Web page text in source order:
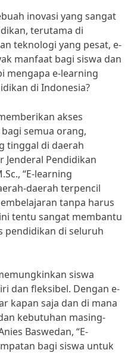
inovasi yang sangat
terutama di
teknologi yang pesat, e-
manfaat bagi siswa dan
mengapa e-learning
di Indonesia?
akses
semua orang,
tinggal di daerah
Pendidikan
“E-learning
daerah terpencil
tanpa harus
tentu sangat membantu
pendidikan di seluruh
siswa
dan fleksibel. Dengan e-
kapan saja dan di mana
kebutuhan masing-
Baswedan, “E-
bagi siswa untuk